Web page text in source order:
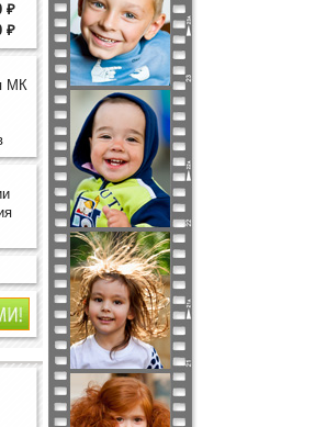
₽
₽
МК